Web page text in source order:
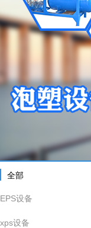
全部
EPS设备
xps设备